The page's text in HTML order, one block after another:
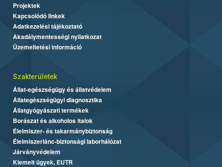
Projektek
Kapcsolódó linkek
Adatkezelési tájékoztató
Akadálymentességi nyilatkozat
Üzemeltetési információ
Szakterületek
Állat-egészségügy és állatvédelem
Állategészségügyi diagnosztika
Állatgyógyászati termékek
Borászat és alkoholos italok
Élelmiszer- és takarmánybiztonság
Élelmiszerlánc-biztonsági laborhálózat
Járványvédelem
Kiemelt ügyek, EUTR